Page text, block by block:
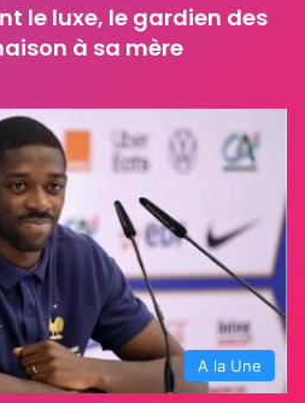
le luxe, le gardien des
à sa mère
A la Une